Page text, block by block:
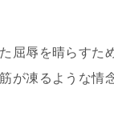
屈辱を晴らすた
が凍るような情